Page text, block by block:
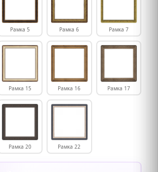
Рамка 5 Рамка 6 Рамка 7
Рамка 15 Рамка 16 Рамка 17
Рамка 20 Рамка 22